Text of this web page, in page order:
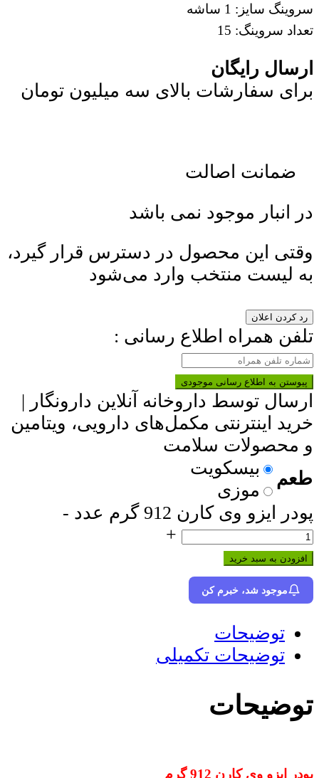
سروینگ سایز: 1 ساشه
تعداد سروینگ: 15
ارسال رایگان
برای سفارشات بالای سه میلیون تومان
ضمانت اصالت
در انبار موجود نمی باشد
وقتی این محصول در دسترس قرار گیرد،
به لیست منتخب وارد می‌شود
رد کردن اعلان
تلفن همراه اطلاع رسانی :
پیوستن به اطلاع رسانی موجودی
ارسال توسط داروخانه آنلاین دارونگار |
خرید اینترنتی مکمل‌های دارویی، ویتامین
و محصولات سلامت
طعم
بیسکویت
موزی
پودر ایزو وی کارن 912 گرم عدد
-
+
افزودن به سبد خرید
موجود شد، خبرم کن
توضیحات
توضیحات تکمیلی
توضیحات
پودر ایزو وی کارن 912 گرم